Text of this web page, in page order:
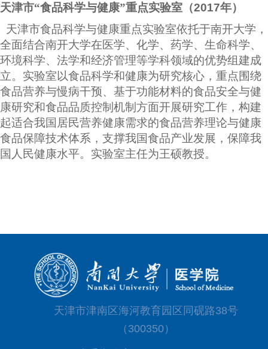
天津市“食品科学与健康”重点实验室（2017年）
天津市食品科学与健康重点实验室依托于南开大学，
全面结合南开大学在医学、化学、药学、生命科学、
环境科学、法学和经济管理等学科领域的优势组建成
立。实验室以食品科学和健康为研究核心，重点围绕
食品营养与慢病干预、基于功能材料的食品安全与健
康研究和食品品质控制机制方面开展研究工作，构建
起适合我国居民营养健康需求的食品营养理论与健康
食品保障技术体系，支撑我国食品产业发展，保障我
国人民健康水平。实验室主任为王硕教授。
天津市津南区海河教育园区同砚路38号
（300350）